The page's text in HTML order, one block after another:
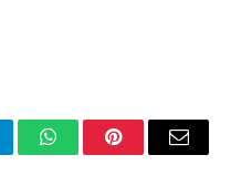
WhatsAppPinterestEmail